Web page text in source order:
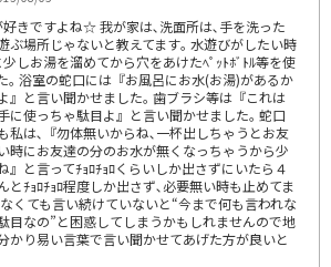
好きですよね☆ 我が家は､洗面所は､手を洗った
ぶ場所じゃないと教えてます｡ 水遊びがしたい時
しお湯を溜めてから穴をあけたﾍﾟｯﾄﾎﾞﾄﾙ等を使
｡ 浴室の蛇口には『お風呂にお水(お湯)があるか
』と言い聞かせました｡ 歯ブラシ等は『これは
使っちゃ駄目よ』と言い聞かせました｡ 蛇口
私は､『勿体無いからね､一杯出しちゃうとお友
時にお友達の分のお水が無くなっちゃうから少
』と言ってﾁｮﾛﾁｮﾛくらいしか出さずにいたら４
とﾁｮﾛﾁｮﾛ程度しか出さず､必要無い時も止めてま
くても言い続けていないと“今まで何も言われな
目なの”と困惑してしまうかもしれませんので地
かり易い言葉で言い聞かせてあげた方が良いと